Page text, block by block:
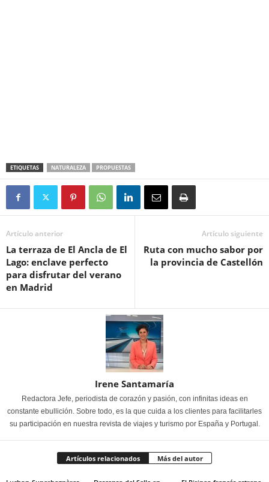
ETIQUETAS NATURALEZA PROPUESTAS
Artículo anterior
La terraza de El Ancla de El
Lago: enclave perfecto
para disfrutar del verano
en Madrid
Artículo siguiente
Ruta con mucho sabor por
la provincia de Castellón
Irene Santamaría
Redactora Jefe, periodista de corazón y pasión, con infinitas ideas en
constante ebullición. Sobre todo, es la que cuida a los clientes para facilitarles
su participación en nuestra revista de viajes y turismo por España y Portugal.
Artículos relacionados Más del autor